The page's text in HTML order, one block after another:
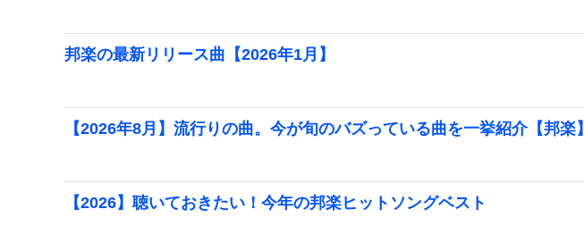
邦楽の最新リリース曲【2026年1月】
【2026年8月】流行りの曲。今が旬のバズっている曲を一挙紹介【邦楽】
【2026】聴いておきたい！今年の邦楽ヒットソングベスト